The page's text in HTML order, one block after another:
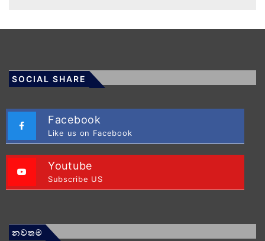
SOCIAL SHARE
Facebook
Like us on Facebook
Youtube
Subscribe US
නවතම